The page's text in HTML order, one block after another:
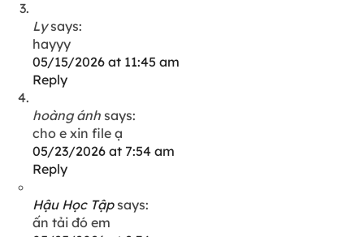
Ly says:
hayyy
05/15/2026 at 11:45 am
Reply
hoàng ánh says:
cho e xin file ạ
05/23/2026 at 7:54 am
Reply
Hậu Học Tập says:
ấn tải đó em